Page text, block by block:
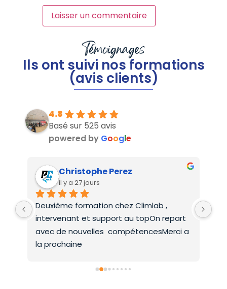
Témoignages
Ils ont suivi nos formations
(avis clients)
4.8
Basé sur 525 avis
powered by Google
Christophe Perez
il y a 27 jours
Deuxième formation chez Climlab ,
intervenant et support au topOn repart
avec de nouvelles  compétencesMerci a
la prochaine